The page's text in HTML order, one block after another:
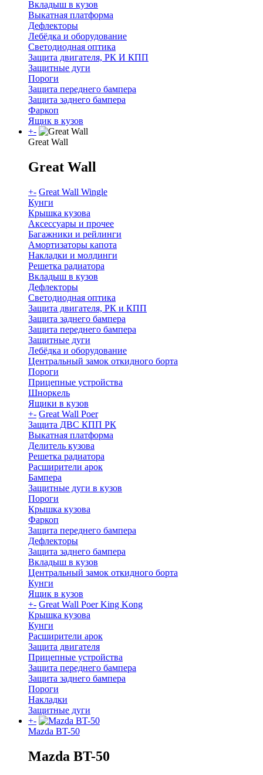
Вкладыш в кузов
Выкатная платформа
Дефлекторы
Лебёдка и оборудование
Светодиодная оптика
Защита двигателя, РК И КПП
Защитные дуги
Пороги
Защита переднего бампера
Защита заднего бампера
Фаркоп
Ящик в кузов
+-
Great Wall
Great Wall
+- Great Wall Wingle
Кунги
Крышка кузова
Аксессуары и прочее
Багажники и рейлинги
Амортизаторы капота
Накладки и молдинги
Решетка радиатора
Вкладыш в кузов
Дефлекторы
Светодиодная оптика
Защита двигателя, РК и КПП
Защита заднего бампера
Защита переднего бампера
Защитные дуги
Лебёдка и оборудование
Центральный замок откидного борта
Пороги
Прицепные устройства
Шноркель
Ящики в кузов
+- Great Wall Poer
Защита ДВС КПП РК
Выкатная платформа
Делитель кузова
Решетка радиатора
Расширители арок
Бампера
Защитные дуги в кузов
Пороги
Крышка кузова
Фаркоп
Защита переднего бампера
Дефлекторы
Защита заднего бампера
Вкладыш в кузов
Центральный замок откидного борта
Кунги
Ящик в кузов
+- Great Wall Poer King Kong
Крышка кузова
Кунги
Расширители арок
Защита двигателя
Прицепные устройства
Защита переднего бампера
Защита заднего бампера
Пороги
Накладки
Защитные дуги
+-
Mazda BT-50
Mazda BT-50